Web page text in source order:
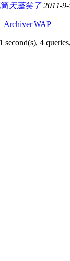
天蓬笑了 2011-
|Archiver|WAP|
second(s), 4